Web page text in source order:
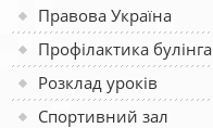
Правова Україна
Профілактика булінга
Розклад уроків
Спортивний зал